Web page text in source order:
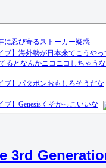
3rd